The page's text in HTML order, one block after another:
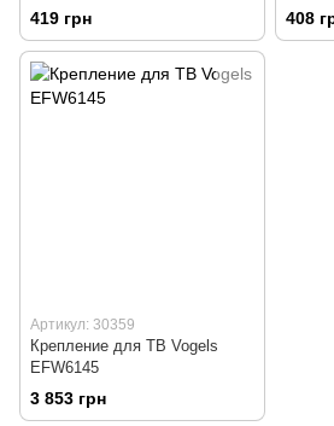
111
419 грн 408
Артикул: 30359
Крепление для ТВ Vogels
EFW6145
3 853 грн